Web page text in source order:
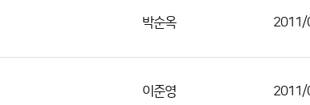
박순옥 2011/
이준영 2011/